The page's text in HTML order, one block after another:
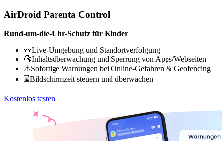
AirDroid Parenta Control
Rund-um-die-Uhr-Schutz für Kinder
👀Live-Umgebung und Standortverfolgung
🔞Inhaltsüberwachung und Sperrung von Apps/Webseiten
⚠Sofortige Warnungen bei Online-Gefahren & Geofencing
⌛Bildschirmzeit steuern und überwachen
Kostenlos testen